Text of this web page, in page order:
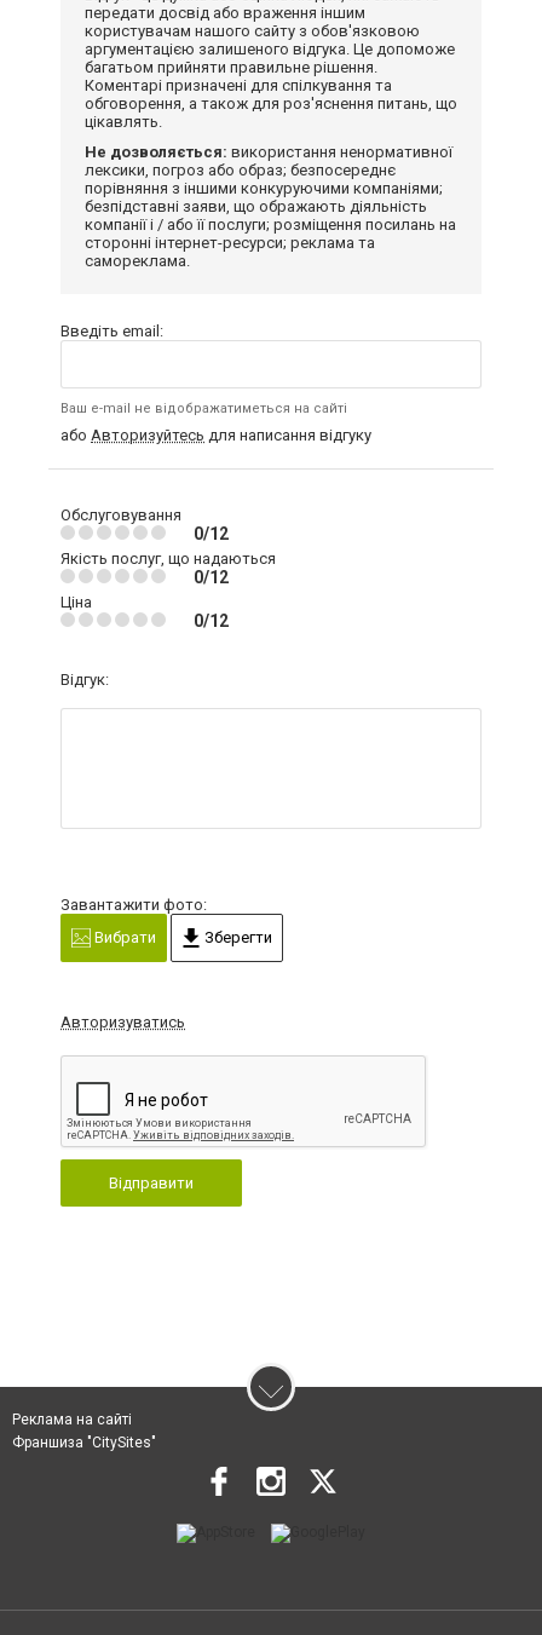
передати досвід або враження іншим
користувачам нашого сайту з обов'язковою
аргументацією залишеного відгука. Це допоможе
багатьом прийняти правильне рішення.
Коментарі призначені для спілкування та
обговорення, а також для роз'яснення питань, що
цікавлять.
Не дозволяється: використання ненормативної
лексики, погроз або образ; безпосереднє
порівняння з іншими конкуруючими компаніями;
безпідставні заяви, що ображають діяльність
компанії і / або її послуги; розміщення посилань на
сторонні інтернет-ресурси; реклама та
самореклама.
Введіть email:
Ваш e-mail не відображатиметься на сайті
або Авторизуйтесь для написання відгуку
Обслуговування
0/12
Якість послуг, що надаються
0/12
Ціна
0/12
Відгук:
Завантажити фото:
Вибрати
Зберегти
Авторизуватись
Відправити
Реклама на сайті
Франшиза "CitySites"